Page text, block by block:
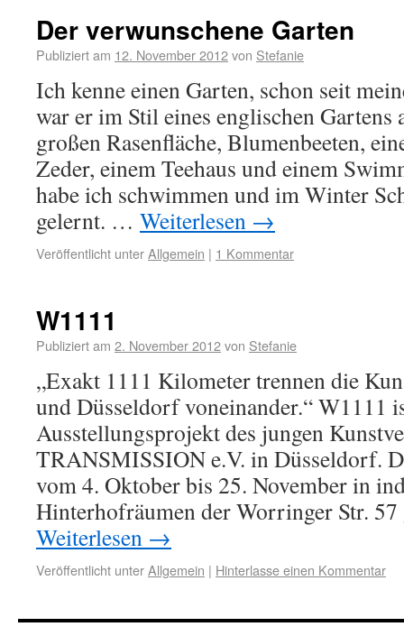
Der verwunschene Garten
Publiziert am 12. November 2012von Stefanie
Ich kenne einen Garten, schon seit
war er im Stil eines englischen Gartens
großen Rasenfläche, Blumenbeeten,
Zeder, einem Teehaus und einem
habe ich schwimmen und im Winter
gelernt. … Weiterlesen →
Veröffentlicht unterAllgemein | 1 Kommentar
W1111
Publiziert am 2. November 2012von Stefanie
„Exakt 1111 Kilometer trennen die
und Düsseldorf voneinander.“ W1111
Ausstellungsprojekt des jungen
TRANSMISSION e.V. in Düsseldorf.
vom 4. Oktober bis 25. November in
Hinterhofräumen der Worringer Str.
Weiterlesen →
Veröffentlicht unterAllgemein | Hinterlasse einen Kommentar